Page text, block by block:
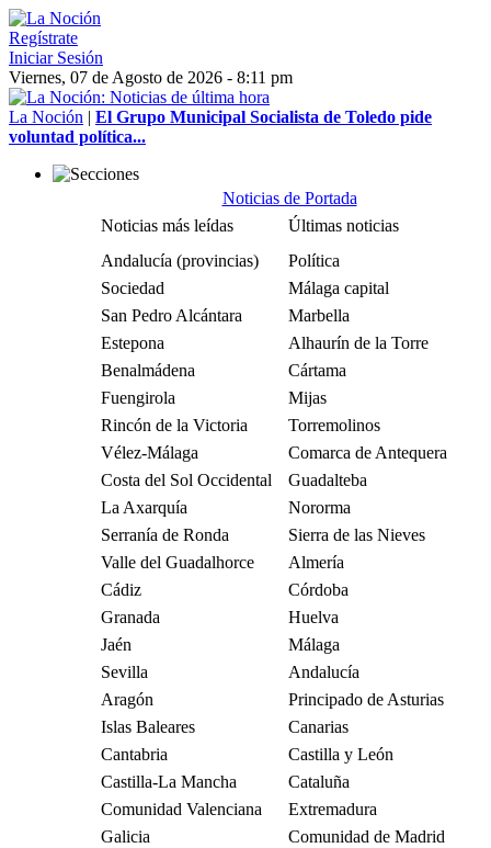
Regístrate
Iniciar Sesión
Viernes, 07 de Agosto de 2026 - 8:11 pm
La Noción | El Grupo Municipal Socialista de Toledo pide
voluntad política...
Noticias de Portada
Noticias más leídas
Últimas noticias
Andalucía (provincias)
Política
Sociedad
Málaga capital
San Pedro Alcántara
Marbella
Estepona
Alhaurín de la Torre
Benalmádena
Cártama
Fuengirola
Mijas
Rincón de la Victoria
Torremolinos
Vélez-Málaga
Comarca de Antequera
Costa del Sol Occidental
Guadalteba
La Axarquía
Nororma
Serranía de Ronda
Sierra de las Nieves
Valle del Guadalhorce
Almería
Cádiz
Córdoba
Granada
Huelva
Jaén
Málaga
Sevilla
Andalucía
Aragón
Principado de Asturias
Islas Baleares
Canarias
Cantabria
Castilla y León
Castilla-La Mancha
Cataluña
Comunidad Valenciana
Extremadura
Galicia
Comunidad de Madrid